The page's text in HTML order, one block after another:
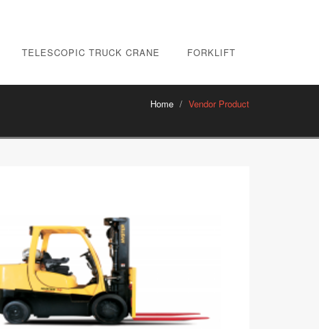
TELESCOPIC TRUCK CRANE FORKLIFT
Home Vendor Product